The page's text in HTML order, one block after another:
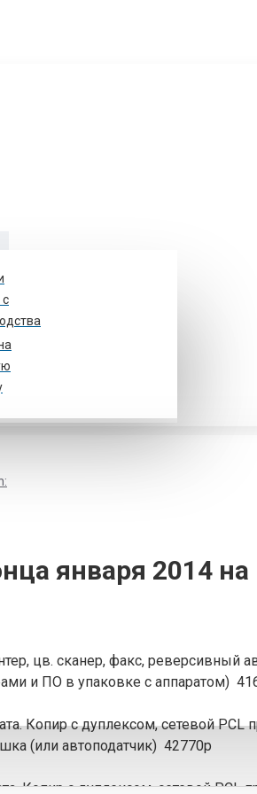
48, стр. 1. оф.10
января 2014
цв. сканер, факс, реверсивный
и ПО в упаковке с аппаратом)
с дуплексом, сетевой PCL
(или автоподатчик) 42770р
с дуплексом, сетевой PCL